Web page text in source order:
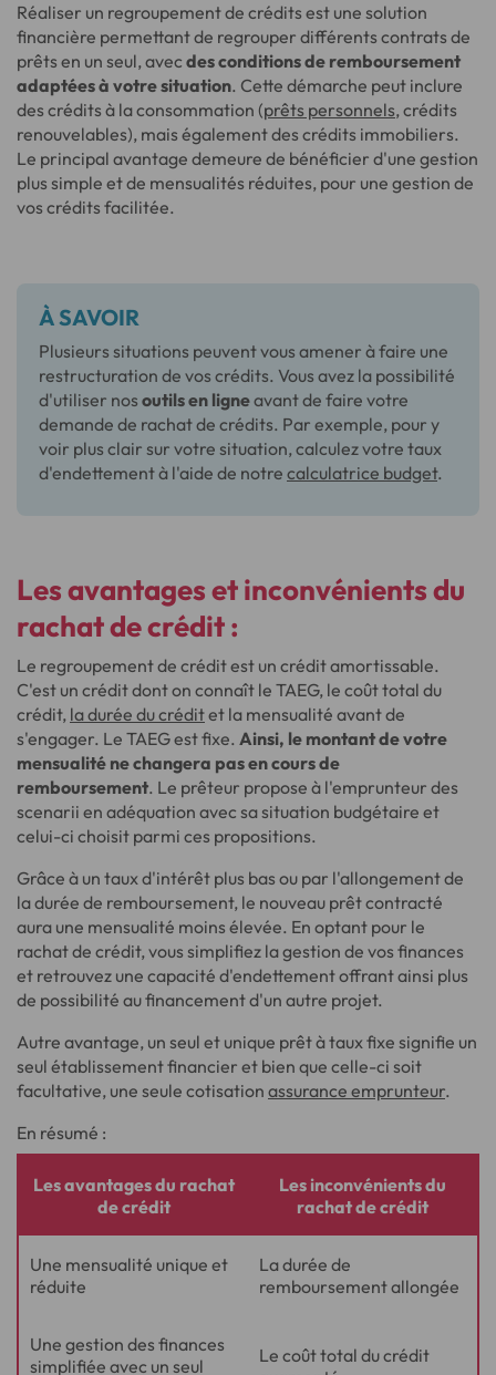
Réaliser un regroupement de crédits est une solution
financière permettant de regrouper différents contrats de
prêts en un seul, avec des conditions de remboursement
adaptées à votre situation. Cette démarche peut inclure
des crédits à la consommation (prêts personnels, crédits
renouvelables), mais également des crédits immobiliers.
Le principal avantage demeure de bénéficier d'une gestion
plus simple et de mensualités réduites, pour une gestion de
vos crédits facilitée.
À SAVOIR
Plusieurs situations peuvent vous amener à faire une
restructuration de vos crédits. Vous avez la possibilité
d'utiliser nos outils en ligneavant de faire votre
demande de rachat de crédits. Par exemple, pour y
voir plus clair sur votre situation, calculez votre taux
d'endettement à l'aide de notre calculatrice budget.
Les avantages et inconvénients du
rachat de crédit :
Le regroupement de crédit est un crédit amortissable.
C'est un crédit dont on connaît le TAEG, le coût total du
crédit, la durée du créditet la mensualité avant de
s'engager. Le TAEG est fixe. Ainsi, le montant de votre
mensualité ne changera pas en cours de
remboursement. Le prêteur propose à l'emprunteur des
scenarii en adéquation avec sa situation budgétaire et
celui-ci choisit parmi ces propositions.
Grâce à un taux d'intérêt plus bas ou par l'allongement de
la durée de remboursement, le nouveau prêt contracté
aura une mensualité moins élevée. En optant pour le
rachat de crédit, vous simplifiez la gestion de vos finances
et retrouvez une capacité d'endettement offrant ainsi plus
de possibilité au financement d'un autre projet.
Autre avantage, un seul et unique prêt à taux fixe signifie un
seul établissement financier et bien que celle-ci soit
facultative, une seule cotisation assurance emprunteur.
En résumé :
comparatif
avantages
inconvénients
du
Les avantages du rachat
de crédit
Les inconvénients du
rachat de crédit
Une mensualité unique et
réduite
La durée de
remboursement allongée
Une gestion des finances
simplifiée avec un seul
Le coût total du crédit